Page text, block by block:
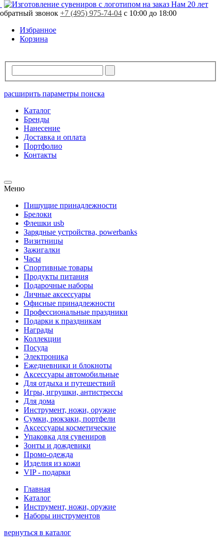
Нам 20 лет
обратный звонок +7 (495) 975-74-04 с 10:00 до 18:00
Избранное
Корзина
расширить параметры поиска
Каталог
Бренды
Нанесение
Доставка и оплата
Портфолио
Контакты
Меню
Пишущие принадлежности
Брелоки
Флешки usb
Зарядные устройства, powerbanks
Визитницы
Зажигалки
Часы
Спортивные товары
Продукты питания
Подарочные наборы
Личные аксессуары
Офисные принадлежности
Профессиональные праздники
Подарки к праздникам
Награды
Коллекции
Посуда
Электроника
Ежедневники и блокноты
Аксессуары автомобильные
Для отдыха и путешествий
Игры, игрушки, антистрессы
Для дома
Инструмент, ножи, оружие
Сумки, рюкзаки, портфели
Аксессуары косметические
Упаковка для сувениров
Зонты и дождевики
Промо-одежда
Изделия из кожи
VIP - подарки
Главная
Каталог
Инструмент, ножи, оружие
Наборы инструментов
вернуться в каталог